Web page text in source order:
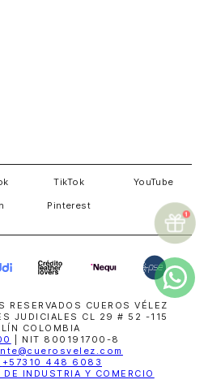
TikTok YouTube
Pinterest
RESERVADOS CUEROS VÉLEZ
JUDICIALES CL 29 # 52 -115
COLOMBIA
| NIT 800191700-8
+57310 448 6083
DE INDUSTRIA Y COMERCIO